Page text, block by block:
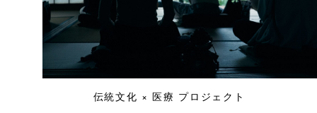
伝統文化 × 医療 プロジェクト